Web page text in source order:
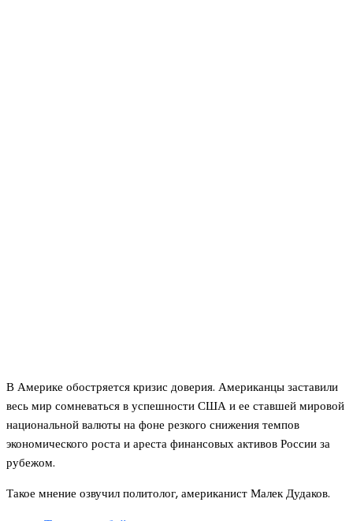
В Америке обостряется кризис доверия. Американцы заставили
весь мир сомневаться в успешности США и ее ставшей мировой
национальной валюты на фоне резкого снижения темпов
экономического роста и ареста финансовых активов России за
рубежом.
Такое мнение озвучил политолог, американист Малек Дудаков.